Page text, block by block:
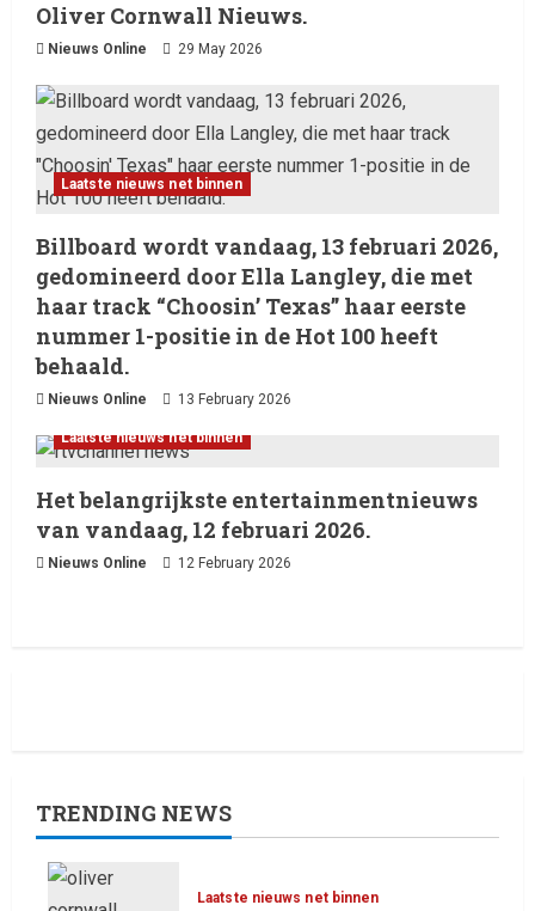
Oliver Cornwall Nieuws.
Nieuws Online 29 May 2026
Laatste nieuws net binnen
Billboard wordt vandaag, 13 februari 2026,
gedomineerd door Ella Langley, die met
haar track “Choosin’ Texas” haar eerste
nummer 1-positie in de Hot 100 heeft
behaald.
Nieuws Online 13 February 2026
Laatste nieuws net binnen
Het belangrijkste entertainmentnieuws
van vandaag, 12 februari 2026.
Nieuws Online 12 February 2026
TRENDING NEWS
Laatste nieuws net binnen